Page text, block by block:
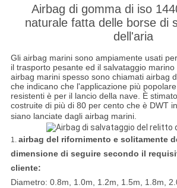
Airbag di gomma di iso
naturale fatta delle borse di
dell'aria
Gli airbag marini sono ampiamente usati
il trasporto pesante ed il salvataggio
airbag marini spesso sono chiamati airbag
che indicano che l'applicazione più
resistenti è per il lancio della nave. È
costruite di più di 80 per cento che è DWT
siano lanciate dagli airbag marini.
1. airbag del rifornimento e solitamente
dimensione di seguire secondo il
cliente:
Diametro: 0.8m, 1.0m, 1.2m, 1.5m, 1.8m,